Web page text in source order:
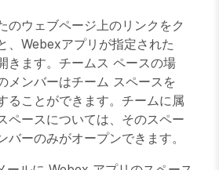
のウェブページ上のリンクをク
、Webexアプリが指定された
きます。チームス ペースの場
メンバーはチーム スペースを
ることができます。チームに属
ペースについては、そのスペー
バーのみがオープンできます。